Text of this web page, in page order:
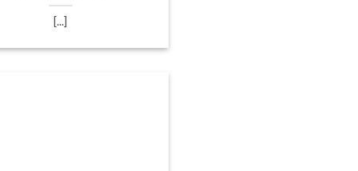
[...]